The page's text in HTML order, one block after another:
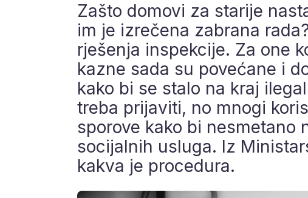
Zašto domovi za starije
im je izrečena zabrana
rješenja inspekcije. Za one
kazne sada su povećane i
kako bi se stalo na kraj
treba prijaviti, no mnogi
sporove kako bi nesmetano
socijalnih usluga. Iz
kakva je procedura.